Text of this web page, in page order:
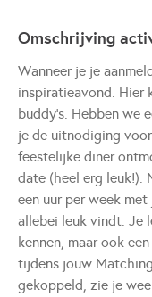
Omschrijving
Wanneer je je
inspiratieavond. Hier
buddy’s. Hebben we
je de uitnodiging
feestelijke diner
date (heel erg leuk!).
een uur per week
allebei leuk vindt. Je
kennen, maar ook
tijdens jouw
gekoppeld, zie je